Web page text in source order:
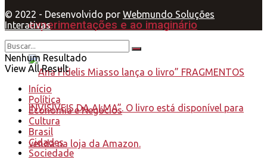
experimentações e ao imaginário
© 2022 - Desenvolvido por Webmundo Soluções
Interativas
Nenhum Resultado
View All Result
Início
Política
Economia e Negócios
Cultura
Brasil
Cidades
Sociedade